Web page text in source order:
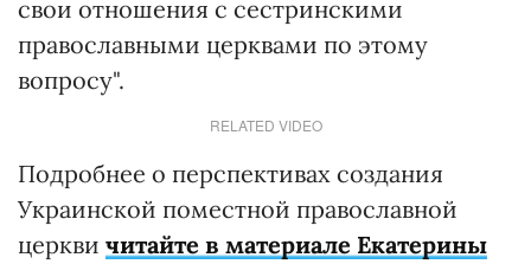
свои отношения с сестринскими
православными церквами по этому
вопросу".
RELATED VIDEO
Подробнее о перспективах создания
Украинской поместной православной
церкви читайте в материале Екатерины